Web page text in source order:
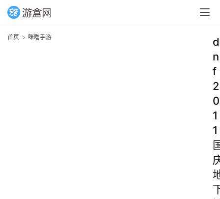
首页 咪噜手游
d
n
f
2
0
1
1